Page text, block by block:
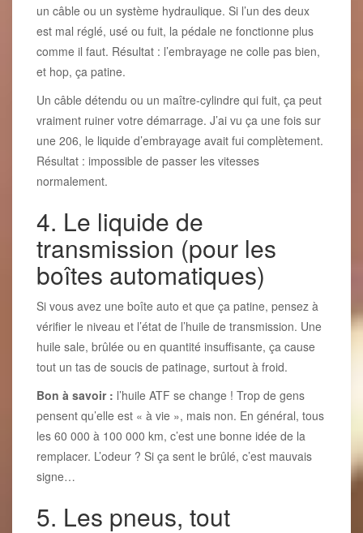
un câble ou un système hydraulique. Si l’un des deux
est mal réglé, usé ou fuit, la pédale ne fonctionne plus
comme il faut. Résultat : l’embrayage ne colle pas bien,
et hop, ça patine.
Un câble détendu ou un maître-cylindre qui fuit, ça peut
vraiment ruiner votre démarrage. J’ai vu ça une fois sur
une 206, le liquide d’embrayage avait fui complètement.
Résultat : impossible de passer les vitesses
normalement.
4. Le liquide de
transmission (pour les
boîtes automatiques)
Si vous avez une boîte auto et que ça patine, pensez à
vérifier le niveau et l’état de l’huile de transmission. Une
huile sale, brûlée ou en quantité insuffisante, ça cause
tout un tas de soucis de patinage, surtout à froid.
Bon à savoir : l’huile ATF se change ! Trop de gens
pensent qu’elle est « à vie », mais non. En général, tous
les 60 000 à 100 000 km, c’est une bonne idée de la
remplacer. L’odeur ? Si ça sent le brûlé, c’est mauvais
signe…
5. Les pneus, tout